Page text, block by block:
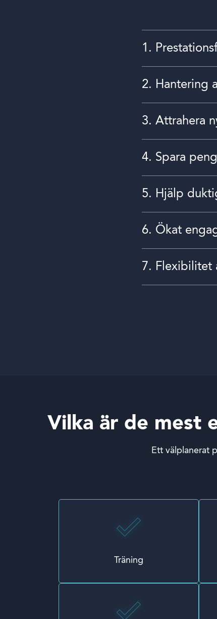
1.
2. Hantering
3. Attrahera
4. Spara
5. Hjälp
6. Ökat
7. Flexibilitet
Vilka är de mest
Ett välplanerat
Träning